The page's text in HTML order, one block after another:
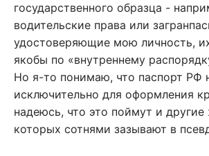
государственного образца -
водительские права или
удостоверяющие мою личность,
якобы по «внутреннему
Но я-то понимаю, что паспорт РФ
исключительно для оформления
надеюсь, что это поймут и
которых сотнями зазывают в